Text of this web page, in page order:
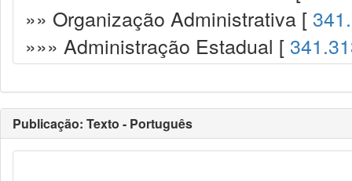
»» Organização Administrativa [
»»» Administração Estadual [
Publicação: Texto - Português